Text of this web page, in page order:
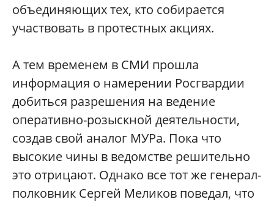
объединяющих тех, кто собирается
участвовать в протестных акциях.
А тем временем в СМИ прошла
информация о намерении Росгвардии
добиться разрешения на ведение
оперативно-розыскной деятельности,
создав свой аналог МУРа. Пока что
высокие чины в ведомстве решительно
это отрицают. Однако все тот же генерал-
полковник Сергей Меликов поведал, что